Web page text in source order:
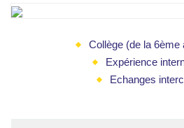
Collège (de la 6ème
Expérience
Echanges